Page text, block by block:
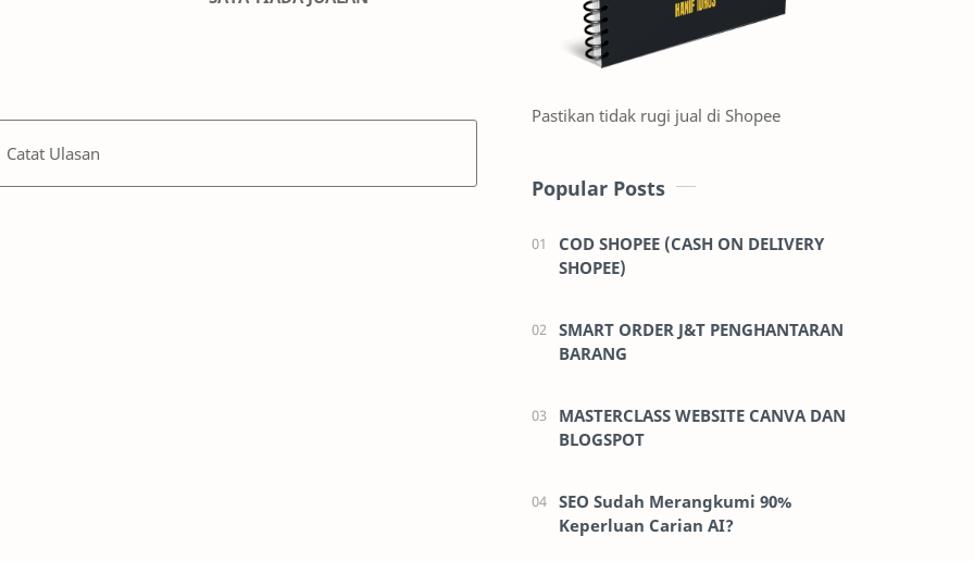
Catat Ulasan
Pastikan tidak rugi jual di Shopee
Popular Posts
COD SHOPEE (CASH ON DELIVERY
SHOPEE)
SMART ORDER J&T PENGHANTARAN
BARANG
MASTERCLASS WEBSITE CANVA DAN
BLOGSPOT
SEO Sudah Merangkumi 90%
Keperluan Carian AI?